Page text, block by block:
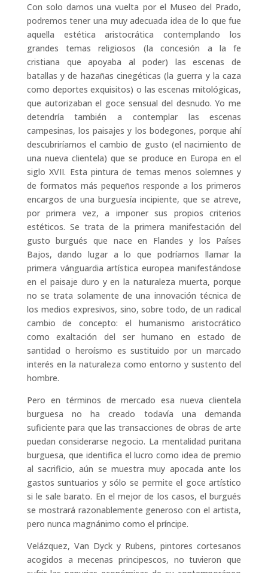
Con solo darnos una vuelta por el Museo del Prado,
podremos tener una muy adecuada idea de lo que fue
aquella estética aristocrática contemplando los
grandes temas religiosos (la concesión a la fe
cristiana que apoyaba al poder) las escenas de
batallas y de hazañas cinegéticas (la guerra y la caza
como deportes exquisitos) o las escenas mitológicas,
que autorizaban el goce sensual del desnudo. Yo me
detendría también a contemplar las escenas
campesinas, los paisajes y los bodegones, porque ahí
descubriríamos el cambio de gusto (el nacimiento de
una nueva clientela) que se produce en Europa en el
siglo XVII. Esta pintura de temas menos solemnes y
de formatos más pequeños responde a los primeros
encargos de una burguesía incipiente, que se atreve,
por primera vez, a imponer sus propios criterios
estéticos. Se trata de la primera manifestación del
gusto burgués que nace en Flandes y los Países
Bajos, dando lugar a lo que podríamos llamar la
primera vánguardia artística europea manifestándose
en el paisaje duro y en la naturaleza muerta, porque
no se trata solamente de una innovación técnica de
los medios expresivos, sino, sobre todo, de un radical
cambio de concepto: el humanismo aristocrático
como exaltación del ser humano en estado de
santidad o heroísmo es sustituido por un marcado
interés en la naturaleza como entorno y sustento del
hombre.
Pero en términos de mercado esa nueva clientela
burguesa no ha creado todavía una demanda
suficiente para que las transacciones de obras de arte
puedan considerarse negocio. La mentalidad puritana
burguesa, que identifica el lucro como idea de premio
al sacrificio, aún se muestra muy apocada ante los
gastos suntuarios y sólo se permite el goce artístico
si le sale barato. En el mejor de los casos, el burgués
se mostrará razonablemente generoso con el artista,
pero nunca magnánimo como el príncipe.
Velázquez, Van Dyck y Rubens, pintores cortesanos
acogidos a mecenas principescos, no tuvieron que